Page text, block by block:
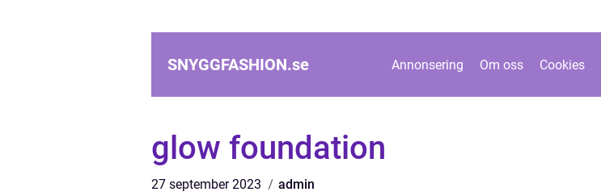
SNYGGFASHION.se Annonsering Om oss Cookies
glow foundation
27 september 2023 admin